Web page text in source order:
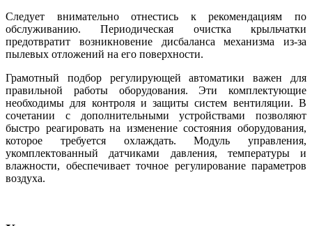
Следует внимательно отнестись к рекомендациям по
обслуживанию. Периодическая очистка крыльчатки
предотвратит возникновение дисбаланса механизма из-за
пылевых отложений на его поверхности.
Грамотный подбор регулирующей автоматики важен для
правильной работы оборудования. Эти комплектующие
необходимы для контроля и защиты систем вентиляции. В
сочетании с дополнительными устройствами позволяют
быстро реагировать на изменение состояния оборудования,
которое требуется охлаждать. Модуль управления,
укомплектованный датчиками давления, температуры и
влажности, обеспечивает точное регулирование параметров
воздуха.